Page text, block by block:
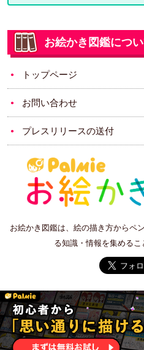
お絵かき図鑑につ
トップページ
お問い合わせ
プレスリリースの送付
お絵かき図鑑は、絵の描き方からペ
る知識・情報を集めるこ